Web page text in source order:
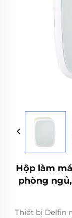
Hộp làm
phòng
Thiết bị Delfin